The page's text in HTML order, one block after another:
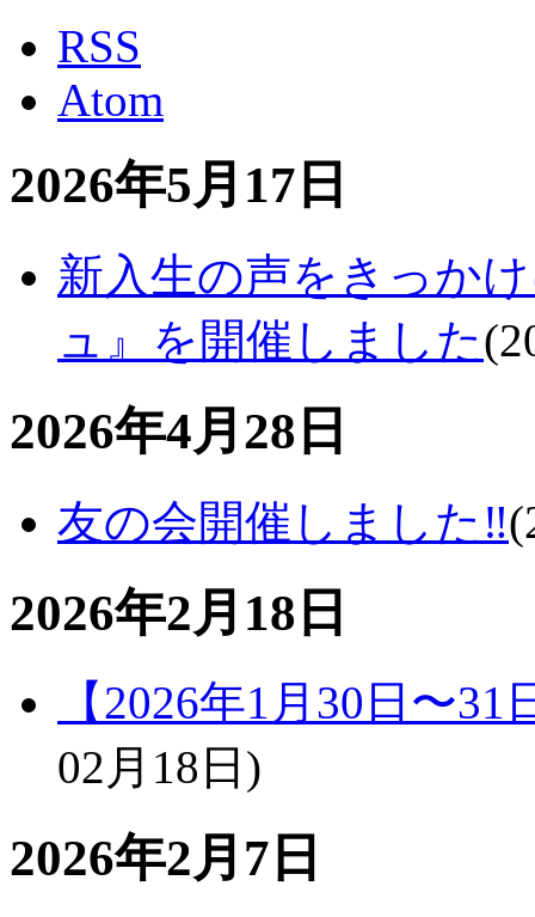
RSS
Atom
2026年5月17日
新入生の声をきっか
ュ』を開催しました(
2026年4月28日
友の会開催しました‼(
2026年2月18日
【2026年1月30日〜
02月18日 )
2026年2月7日